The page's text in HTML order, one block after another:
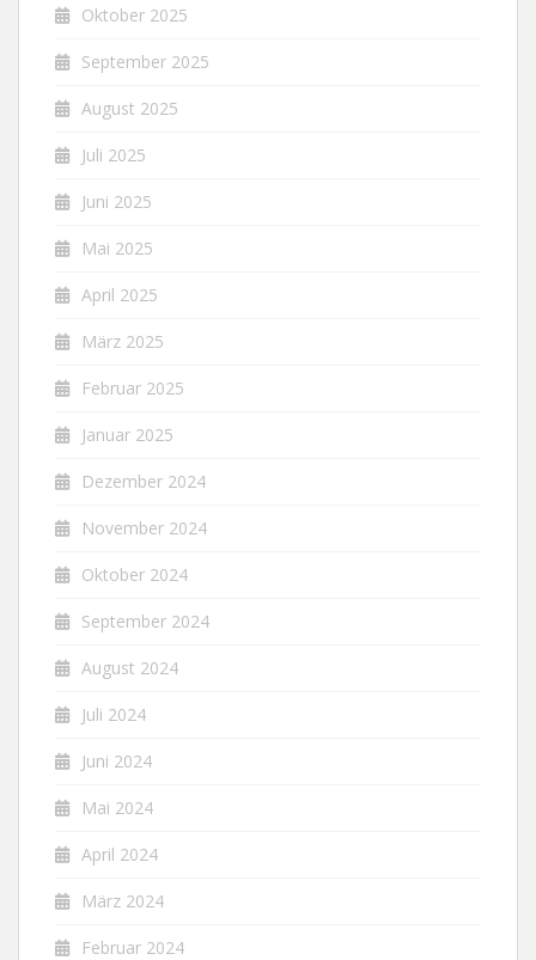
Oktober 2025
September 2025
August 2025
Juli 2025
Juni 2025
Mai 2025
April 2025
März 2025
Februar 2025
Januar 2025
Dezember 2024
November 2024
Oktober 2024
September 2024
August 2024
Juli 2024
Juni 2024
Mai 2024
April 2024
März 2024
Februar 2024